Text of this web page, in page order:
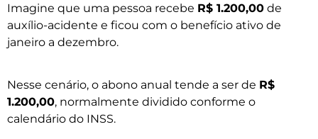
Imagine que uma pessoa recebe R$ 1.200,00 de
auxílio-acidente e ficou com o benefício ativo de
janeiro a dezembro.
Nesse cenário, o abono anual tende a ser de R$
1.200,00, normalmente dividido conforme o
calendário do INSS.